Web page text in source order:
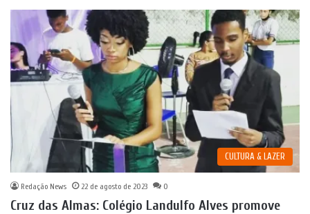
CULTURA & LAZER
Redação News 22 de agosto de 2023 0
Cruz das Almas: Colégio Landulfo Alves promove